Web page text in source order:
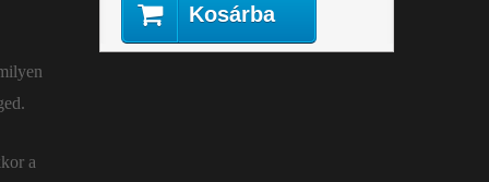
a
Kosárba